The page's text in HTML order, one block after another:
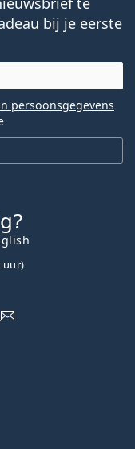
bij je eerste
persoonsgegevens
uur)